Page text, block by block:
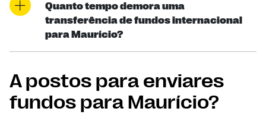
Quanto tempo demora uma
transferência de fundos internacional
para Maurício?
A postos para enviares
fundos para Maurício?